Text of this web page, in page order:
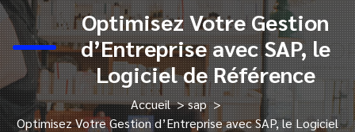
Optimisez Votre Gestion
d’Entreprise avec SAP, le
Logiciel de Référence
Accueil>sap>
Optimisez Votre Gestion d’Entreprise avec SAP, le Logiciel